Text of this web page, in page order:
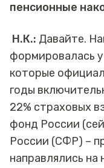
пенсионные
Н.К.: Давайте.
формировалась
которые
годы
22% страховых
фонд России
России (СФР) –
направлялись на